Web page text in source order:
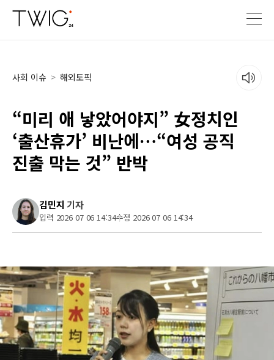
사회 이슈 > 해외토픽
“미리 애 낳았어야지” 女정치인
‘출산휴가’ 비난에…“여성 공직
진출 막는 것” 반박
김민지 기자
입력 2026 07 06 14:34수정 2026 07 06 14:34